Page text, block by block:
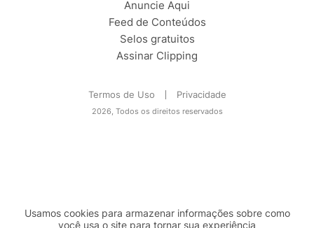
Anuncie Aqui
Feed de Conteúdos
Selos gratuitos
Assinar Clipping
Termos de Uso Privacidade
2026, Todos os direitos reservados
Usamos cookies para armazenar informações sobre como
você usa o site para tornar sua experiência